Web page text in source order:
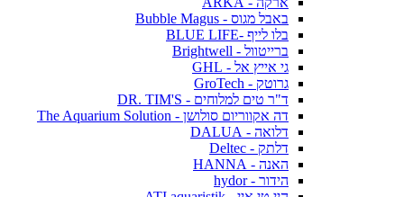
באבל מגוס - Bubble Magus
בלו לייף -BLUE LIFE
ברייטוול - Brightwell
גי אייץ אל - GHL
גרוטק - GroTech
ד"ר טים למלוחים - DR. TIM'S
דה אקווריום סולושן - The Aquarium Solution
דלואה - DALUA
דלתק - Deltec
האנה - HANNA
הידור - hydor